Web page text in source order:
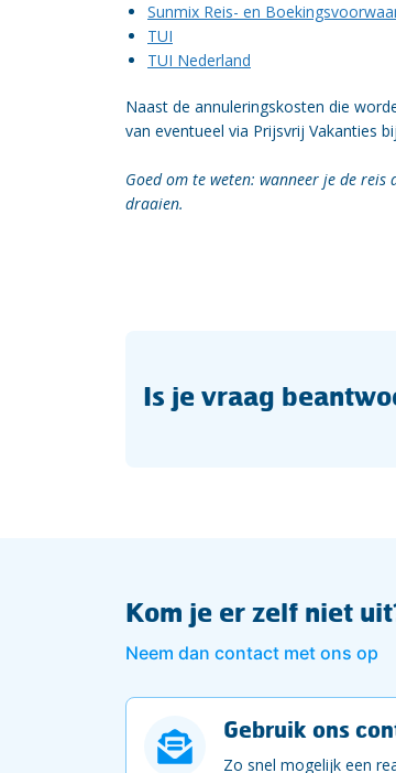
Sunmix Reis- en
TUI
TUI Nederland
Naast de annuleringskosten die
van eventueel via Prijsvrij Vakanties
Goed om te weten: wanneer je de
draaien.
Is je vraag
Kom je er zelf niet
Neem dan contact met ons op
Gebruik ons
Zo snel mogelijk een